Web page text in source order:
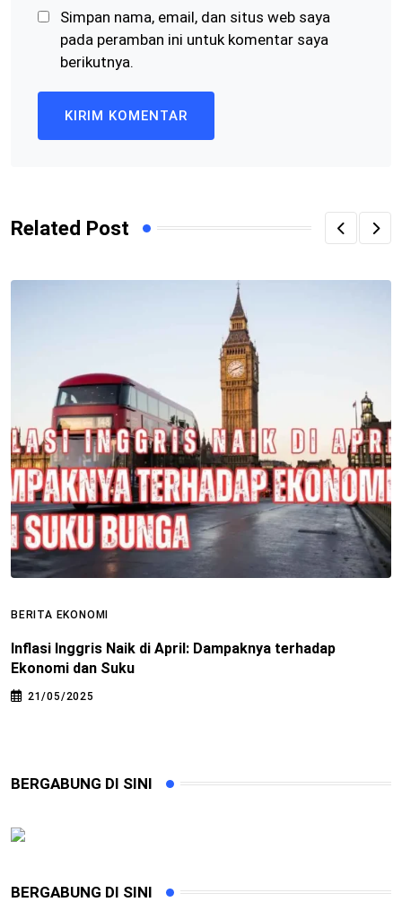
Simpan nama, email, dan situs web saya
pada peramban ini untuk komentar saya
berikutnya.
Related Post
BERITA EKONOMI
Inflasi Inggris Naik di April: Dampaknya terhadap
Ekonomi dan Suku
21/05/2025
BERGABUNG DI SINI
BERGABUNG DI SINI